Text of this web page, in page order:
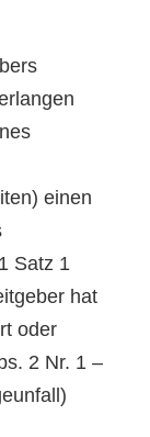
einen
Satz 1
hat
oder
2 Nr. 1 –